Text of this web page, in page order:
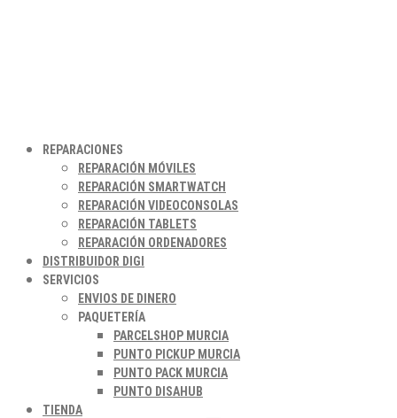
REPARACIONES
REPARACIÓN MÓVILES
REPARACIÓN SMARTWATCH
REPARACIÓN VIDEOCONSOLAS
REPARACIÓN TABLETS
REPARACIÓN ORDENADORES
DISTRIBUIDOR DIGI
SERVICIOS
ENVIOS DE DINERO
PAQUETERÍA
PARCELSHOP MURCIA
PUNTO PICKUP MURCIA
PUNTO PACK MURCIA
PUNTO DISAHUB
TIENDA